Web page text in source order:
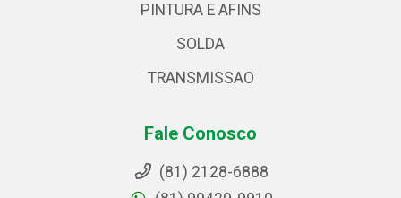
PINTURA E AFINS
SOLDA
TRANSMISSAO
Fale Conosco
(81) 2128-6888